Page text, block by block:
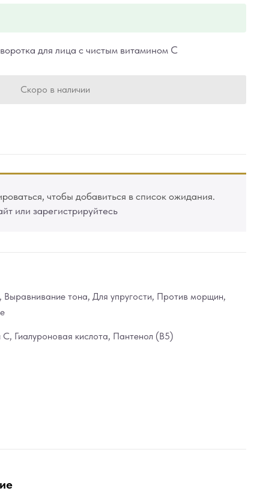
для лица с чистым витамином С
Скоро в наличии
чтобы добавиться в список ожидания.
или зарегистрируйтесь
, Выравнивание тона, Для упругости, Против морщин,
С, Гиалуроновая кислота, Пантенол (В5)